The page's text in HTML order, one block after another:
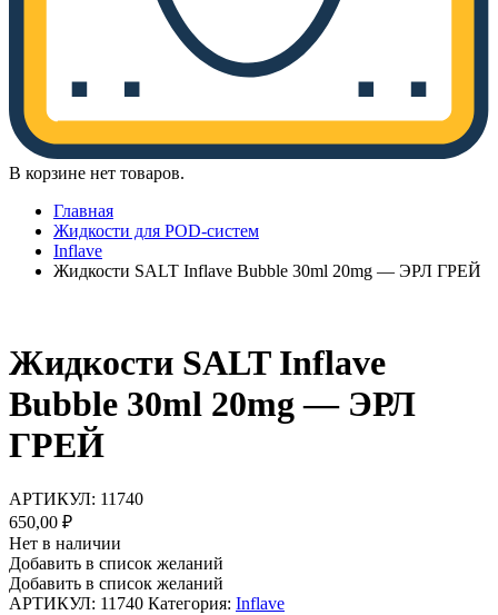
В корзине нет товаров.
Главная
Жидкости для POD-систем
Inflave
Жидкости SALT Inflave Bubble 30ml 20mg — ЭРЛ ГРЕЙ
Жидкости SALT Inflave
Bubble 30ml 20mg — ЭРЛ
ГРЕЙ
АРТИКУЛ: 11740
650,00 ₽
Нет в наличии
Добавить в список желаний
Добавить в список желаний
АРТИКУЛ: 11740 Категория: Inflave